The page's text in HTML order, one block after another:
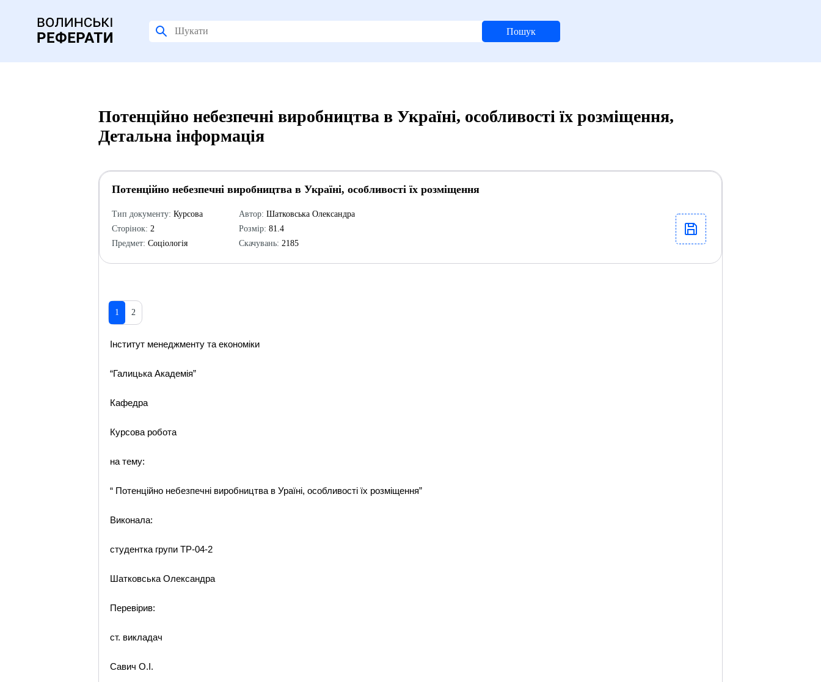
Пошук
Потенційно небезпечні виробництва в Україні, особливості їх розміщення,
Детальна інформація
Потенційно небезпечні виробництва в Україні, особливості їх розміщення
Тип документу: Курсова
Сторінок: 2
Предмет: Соціологія
Автор: Шатковська Олександра
Розмір: 81.4
Скачувань: 2185
1 2
Інститут менеджменту та економіки
“Галицька Академія”
Кафедра
Курсова робота
на тему:
“ Потенційно небезпечні виробництва в Ураїні, особливості їх розміщення”
Виконала:
студентка групи ТР-04-2
Шатковська Олександра
Перевірив:
ст. викладач
Савич О.І.